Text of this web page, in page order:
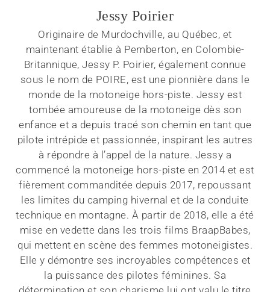
Jessy Poirier
Originaire de Murdochville, au Québec, et
maintenant établie à Pemberton, en Colombie-
Britannique, Jessy P. Poirier, également connue
sous le nom de POIRE, est une pionnière dans le
monde de la motoneige hors-piste. Jessy est
tombée amoureuse de la motoneige dès son
enfance et a depuis tracé son chemin en tant que
pilote intrépide et passionnée, inspirant les autres
à répondre à l’appel de la nature. Jessy a
commencé la motoneige hors-piste en 2014 et est
fièrement commanditée depuis 2017, repoussant
les limites du camping hivernal et de la conduite
technique en montagne. À partir de 2018, elle a été
mise en vedette dans les trois films BraapBabes,
qui mettent en scène des femmes motoneigistes.
Elle y démontre ses incroyables compétences et
la puissance des pilotes féminines. Sa